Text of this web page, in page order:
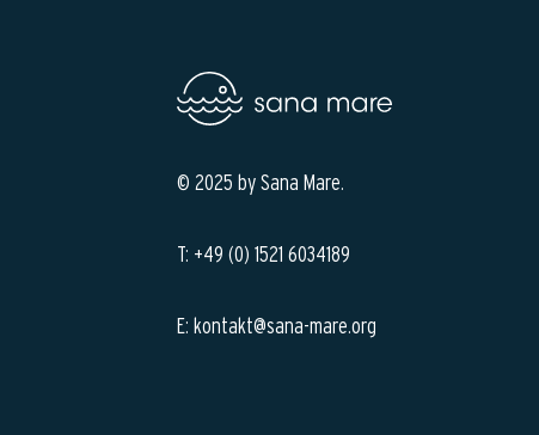
© 2025 by Sana Mare.
T: +49 (0) 1521 6034189
E: kontakt@sana-mare.org